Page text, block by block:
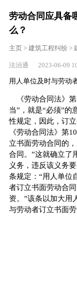
劳动合同应具备
么？
主页> 建筑工程纠纷 >
法治通 2023-06-09
用人单位及时与劳动
《劳动合同法》
当”，就是“必须”的
性规定，因此，订
《劳动合同法》第
立书面劳动合同的
合同。”这就确立了
义务，违反该义务
条规定：“用人单位
者订立书面劳动合
资。”该条以加大用
与劳动者订立书面劳